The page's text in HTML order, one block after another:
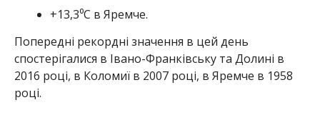
+13,3⁰С в Яремче.
Попередні рекордні значення в цей день
спостерігалися в Івано-Франківську та Долині в
2016 році, в Коломиї в 2007 році, в Яремче в 1958
році.